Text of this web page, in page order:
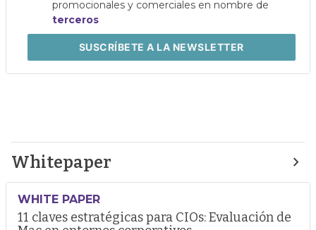
promocionales y comerciales en nombre de
terceros
SUSCRÍBETEA LA NEWSLETTER
Whitepaper
WHITE PAPER
11 claves estratégicas para CIOs: Evaluación de